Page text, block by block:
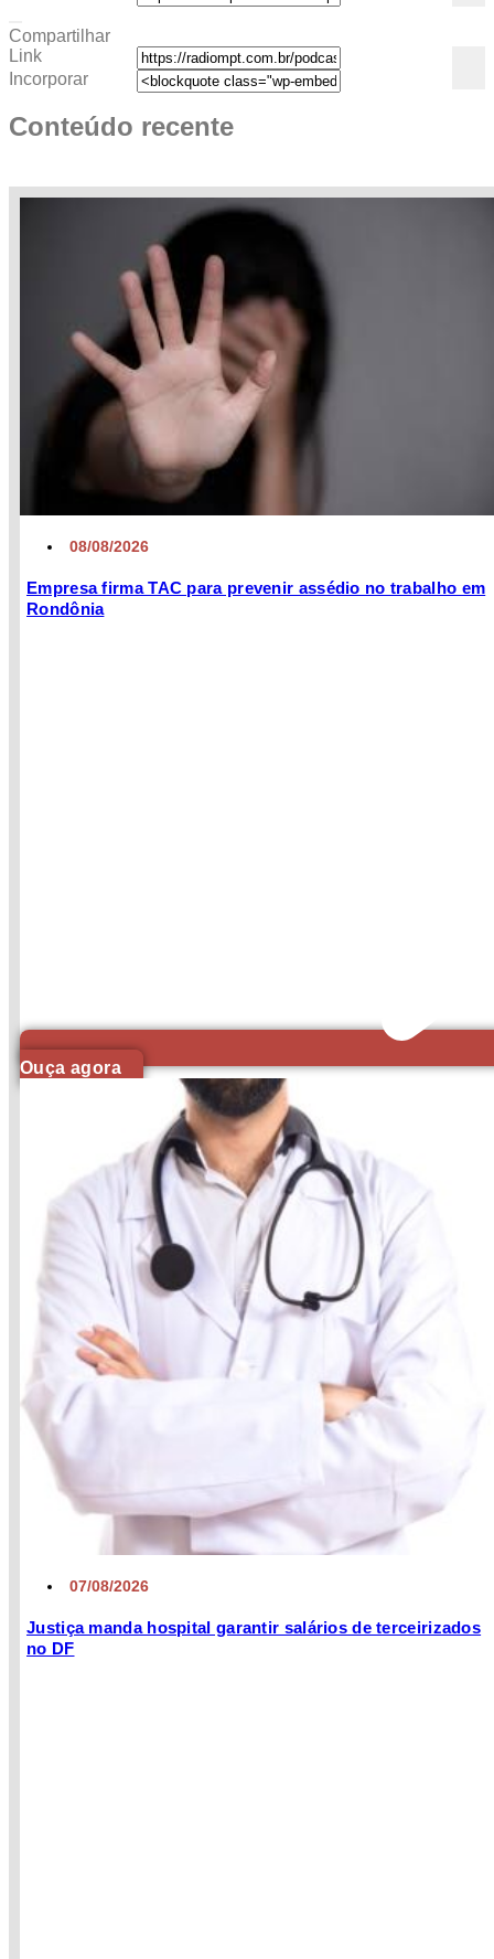
Compartilhar
Link
Incorporar
Conteúdo recente
08/08/2026
Empresa firma TAC para prevenir assédio no trabalho em
Rondônia
Ouça agora
07/08/2026
Justiça manda hospital garantir salários de terceirizados
no DF